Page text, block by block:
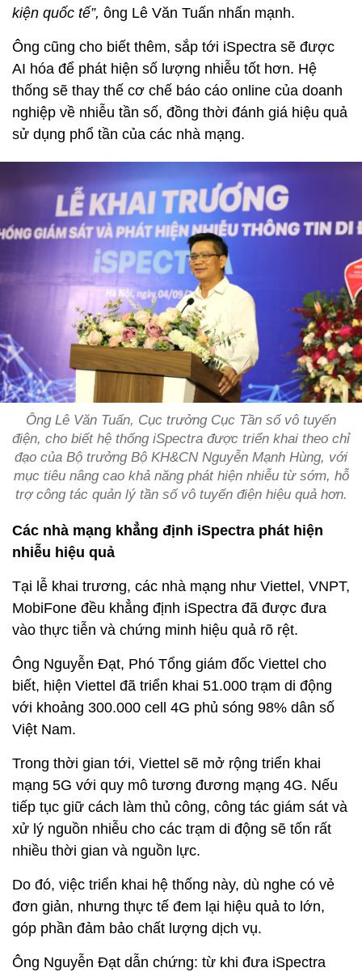
kiện quốc tế”, ông Lê Văn Tuấn nhấn mạnh.
Ông cũng cho biết thêm, sắp tới iSpectra sẽ được
AI hóa để phát hiện số lượng nhiễu tốt hơn. Hệ
thống sẽ thay thế cơ chế báo cáo online của doanh
nghiệp về nhiễu tần số, đồng thời đánh giá hiệu quả
sử dụng phổ tần của các nhà mạng.
Ông Lê Văn Tuấn, Cục trưởng Cục Tần số vô tuyến
điện, cho biết hệ thống iSpectra được triển khai theo chỉ
đạo của Bộ trưởng Bộ KH&CN Nguyễn Mạnh Hùng, với
mục tiêu nâng cao khả năng phát hiện nhiễu từ sớm, hỗ
trợ công tác quản lý tần số vô tuyến điện hiệu quả hơn.
Các nhà mạng khẳng định iSpectra phát hiện
nhiễu hiệu quả
Tại lễ khai trương, các nhà mạng như Viettel, VNPT,
MobiFone đều khẳng định iSpectra đã được đưa
vào thực tiễn và chứng minh hiệu quả rõ rệt.
Ông Nguyễn Đạt, Phó Tổng giám đốc Viettel cho
biết, hiện Viettel đã triển khai 51.000 trạm di động
với khoảng 300.000 cell 4G phủ sóng 98% dân số
Việt Nam.
Trong thời gian tới, Viettel sẽ mở rộng triển khai
mạng 5G với quy mô tương đương mạng 4G. Nếu
tiếp tục giữ cách làm thủ công, công tác giám sát và
xử lý nguồn nhiễu cho các trạm di động sẽ tốn rất
nhiều thời gian và nguồn lực.
Do đó, việc triển khai hệ thống này, dù nghe có vẻ
đơn giản, nhưng thực tế đem lại hiệu quả to lớn,
góp phần đảm bảo chất lượng dịch vụ.
Ông Nguyễn Đạt dẫn chứng: từ khi đưa iSpectra